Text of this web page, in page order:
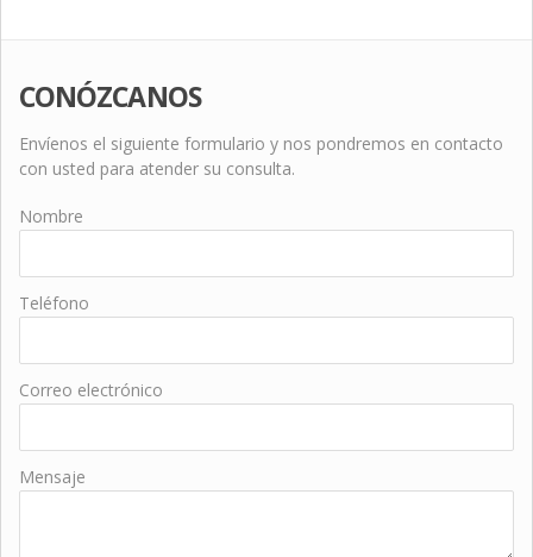
CONÓZCANOS
Envíenos el siguiente formulario y nos pondremos en contacto
con usted para atender su consulta.
Nombre
Teléfono
Correo electrónico
Mensaje